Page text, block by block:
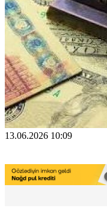
13.06.2026 10:09